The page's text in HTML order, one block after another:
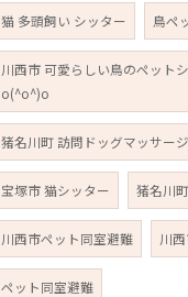
猫 多頭飼い シッター 鳥ペ
川西市 可愛らしい鳥のペット
o(^o^)o
猪名川町 訪問ドッグマッサージ
宝塚市 猫シッター 猪名川
川西市ペット同室避難 川
ペット同室避難